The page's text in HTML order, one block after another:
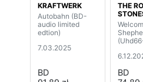
KRAFTWERK
Autobahn (BD-
audio limited
edtion)
7.03.2025
BD
THE
BD